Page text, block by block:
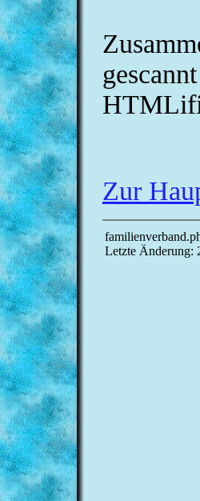
Zur
Letzte Änderung: